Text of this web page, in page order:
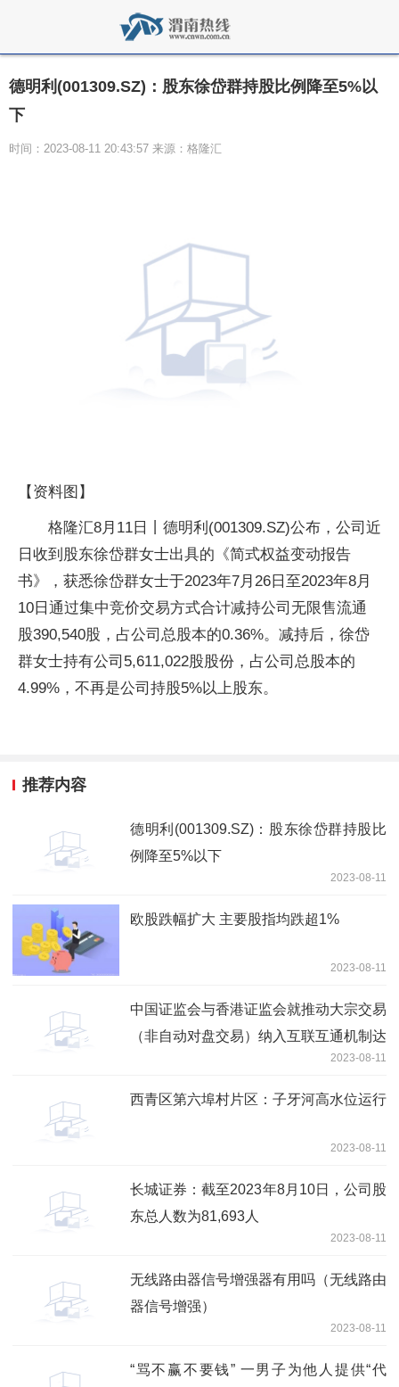
德明利(001309.SZ)：股东徐岱群持股比例降至5%以
下
时间：2023-08-11 20:43:57 来源：格隆汇
【资料图】
格隆汇8月11日丨德明利(001309.SZ)公布，公司近
日收到股东徐岱群女士出具的《简式权益变动报告
书》，获悉徐岱群女士于2023年7月26日至2023年8月
10日通过集中竞价交易方式合计减持公司无限售流通
股390,540股，占公司总股本的0.36%。减持后，徐岱
群女士持有公司5,611,022股股份，占公司总股本的
4.99%，不再是公司持股5%以上股东。
推荐内容
德明利(001309.SZ)：股东徐岱群持股比
例降至5%以下
2023-08-11
欧股跌幅扩大 主要股指均跌超1%
2023-08-11
中国证监会与香港证监会就推动大宗交易
（非自动对盘交易）纳入互联互通机制达
2023-08-11
西青区第六埠村片区：子牙河高水位运行
2023-08-11
长城证券：截至2023年8月10日，公司股
东总人数为81,693人
2023-08-11
无线路由器信号增强器有用吗（无线路由
器信号增强）
2023-08-11
“骂不赢不要钱” 一男子为他人提供“代